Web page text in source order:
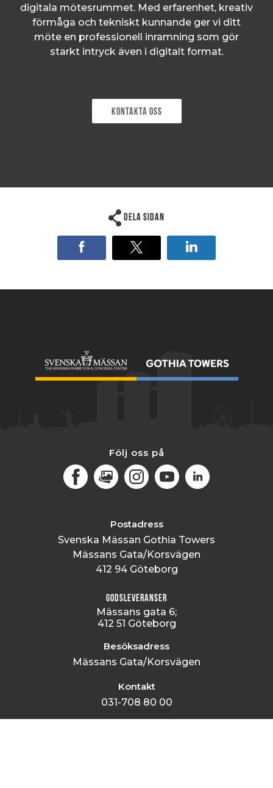
digitala mötesrummet. Med erfarenhet, kreativ
förmåga och tekniskt kunnande ger vi ditt
möte en professionell inramning som gör
starkt intryck även i digitalt format.
Kontakta oss
Dela sidan
Följ oss på
FacebookMediaPortalInstagramYoutubeLinkedIn
Postadress
Svenska Mässan Gothia Towers
Mässans Gata/Korsvägen
412 94 Göteborg
Godsleveranser
Mässans gata 6;
412 51 Göteborg
Besöksadress
Mässans Gata/Korsvägen
Kontakt
031-708 80 00